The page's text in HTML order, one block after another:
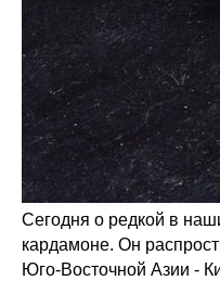
Сегодня о редкой в
кардамоне. Он
Юго-Восточной Азии -